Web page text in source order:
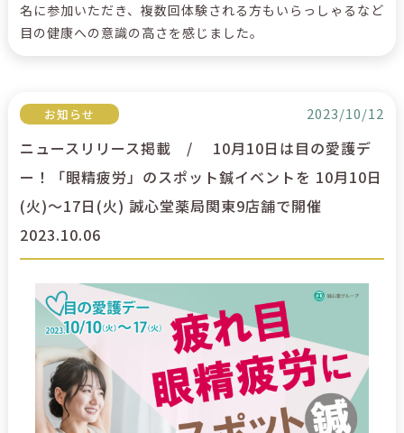
名に参加いただき、複数回体験される方もいらっしゃるなど
目の健康への意識の高さを感じました。
お知らせ 2023/10/12
ニュースリリース掲載 / 10月10日は目の愛護デ
ー！「眼精疲労」のスポット鍼イベントを 10月10日
(火)～17日(火) 誠心堂薬局関東9店舗で開催
2023.10.06